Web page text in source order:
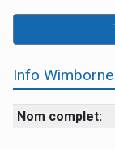
Info
Nom complet: